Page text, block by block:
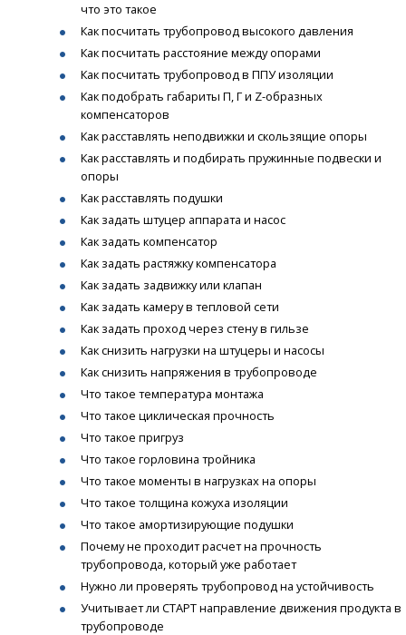
что это такое
Как посчитать трубопровод высокого давления
Как посчитать расстояние между опорами
Как посчитать трубопровод в ППУ изоляции
Как подобрать габариты П, Г и Z-образных
компенсаторов
Как расставлять неподвижки и скользящие опоры
Как расставлять и подбирать пружинные подвески и
опоры
Как расставлять подушки
Как задать штуцер аппарата и насос
Как задать компенсатор
Как задать растяжку компенсатора
Как задать задвижку или клапан
Как задать камеру в тепловой сети
Как задать проход через стену в гильзе
Как снизить нагрузки на штуцеры и насосы
Как снизить напряжения в трубопроводе
Что такое температура монтажа
Что такое циклическая прочность
Что такое пригруз
Что такое горловина тройника
Что такое моменты в нагрузках на опоры
Что такое толщина кожуха изоляции
Что такое амортизирующие подушки
Почему не проходит расчет на прочность
трубопровода, который уже работает
Нужно ли проверять трубопровод на устойчивость
Учитывает ли СТАРТ направление движения продукта в
трубопроводе